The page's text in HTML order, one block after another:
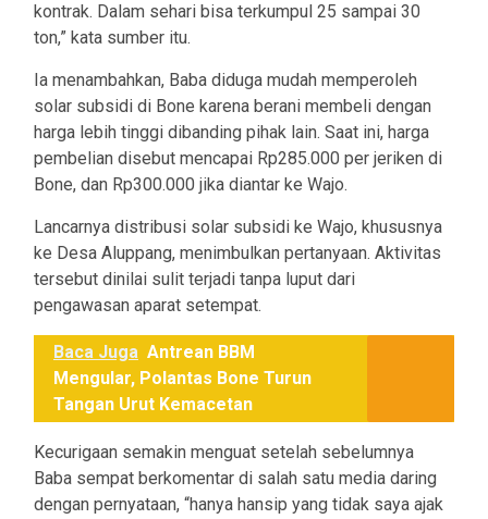
kontrak. Dalam sehari bisa terkumpul 25 sampai 30
ton,” kata sumber itu.
Ia menambahkan, Baba diduga mudah memperoleh
solar subsidi di Bone karena berani membeli dengan
harga lebih tinggi dibanding pihak lain. Saat ini, harga
pembelian disebut mencapai Rp285.000 per jeriken di
Bone, dan Rp300.000 jika diantar ke Wajo.
Lancar­nya distribusi solar subsidi ke Wajo, khususnya
ke Desa Aluppang, menimbulkan pertanyaan. Aktivitas
tersebut dinilai sulit terjadi tanpa luput dari
pengawasan aparat setempat.
Baca Juga Antrean BBM
Mengular, Polantas Bone Turun
Tangan Urut Kemacetan
Kecurigaan semakin menguat setelah sebelumnya
Baba sempat berkomentar di salah satu media daring
dengan pernyataan, “hanya hansip yang tidak saya ajak